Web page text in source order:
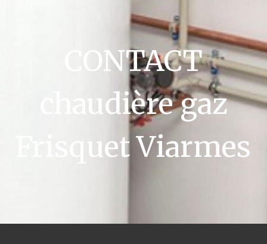
CONTACT
chaudière gaz
Frisquet Viarmes